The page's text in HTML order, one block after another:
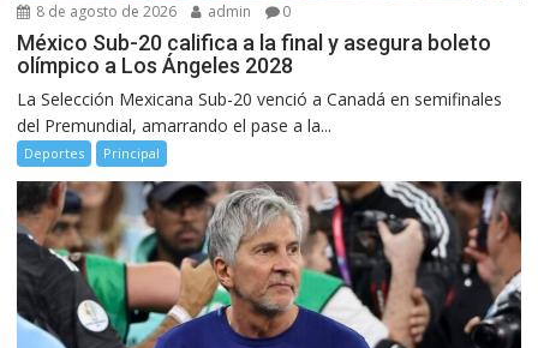
8 de agosto de 2026 admin 0
México Sub-20 califica a la final y asegura boleto
olímpico a Los Ángeles 2028
La Selección Mexicana Sub-20 venció a Canadá en semifinales
del Premundial, amarrando el pase a la...
Deportes Principal